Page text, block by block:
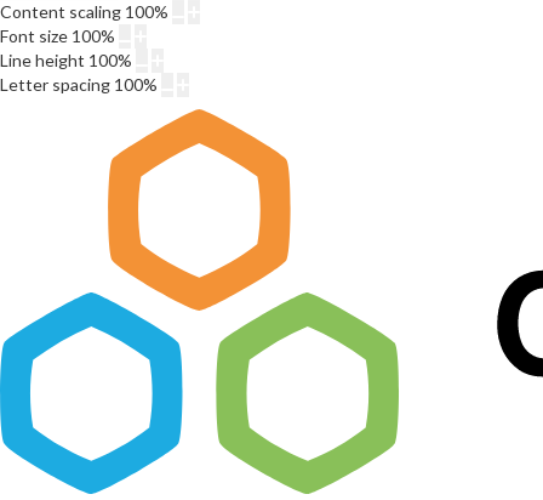
Content scaling 100%
Font size 100%
Line height 100%
Letter spacing 100%